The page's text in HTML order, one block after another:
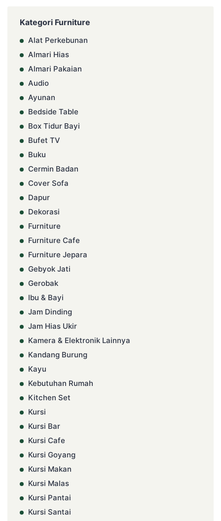
Kategori Furniture
Alat Perkebunan
Almari Hias
Almari Pakaian
Audio
Ayunan
Bedside Table
Box Tidur Bayi
Bufet TV
Buku
Cermin Badan
Cover Sofa
Dapur
Dekorasi
Furniture
Furniture Cafe
Furniture Jepara
Gebyok Jati
Gerobak
Ibu & Bayi
Jam Dinding
Jam Hias Ukir
Kamera & Elektronik Lainnya
Kandang Burung
Kayu
Kebutuhan Rumah
Kitchen Set
Kursi
Kursi Bar
Kursi Cafe
Kursi Goyang
Kursi Makan
Kursi Malas
Kursi Pantai
Kursi Santai